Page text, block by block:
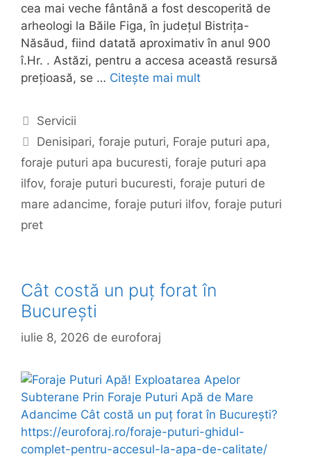
cea mai veche fântână a fost descoperită de
arheologi la Băile Figa, în județul Bistrița-
Năsăud, fiind datată aproximativ în anul 900
î.Hr. . Astăzi, pentru a accesa această resursă
prețioasă, se … Citește mai mult
Categorii
Servicii
Etichete
Denisipari,foraje puturi, Foraje puturi apa,
foraje puturi apa bucuresti, foraje puturi apa
ilfov, foraje puturi bucuresti, foraje puturi de
mare adancime, foraje puturi ilfov, foraje puturi
pret
Cât costă un puț forat în
București
iulie 8, 2026 de euroforaj